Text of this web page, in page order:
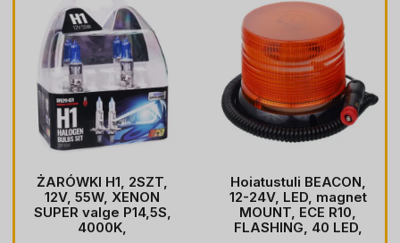
ŻARÓWKI H1, 2SZT,
12V, 55W, XENON
SUPER valge P14,5S,
4000K,
Hoiatustuli BEACON,
12-24V, LED, magnet
MOUNT, ECE R10,
FLASHING, 40 LED,